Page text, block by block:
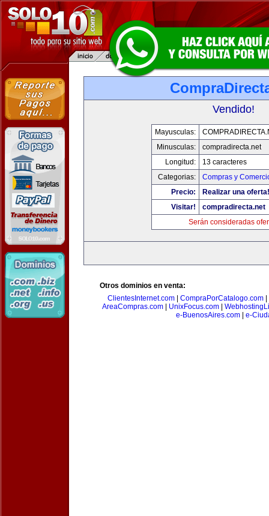
Vendido!
Mayusculas:
Minusculas:
compradirecta.net
Longitud:
13 caracteres
Categorias:
Compras y
Precio:
Realizar una oferta!
Visitar!
compradirecta.net
Serán consideradas
Otros dominios en venta:
ClientesInternet.com
CompraPorCatalogo.com
AreaCompras.com
UnixFocus.com
e-BuenosAires.com| e-